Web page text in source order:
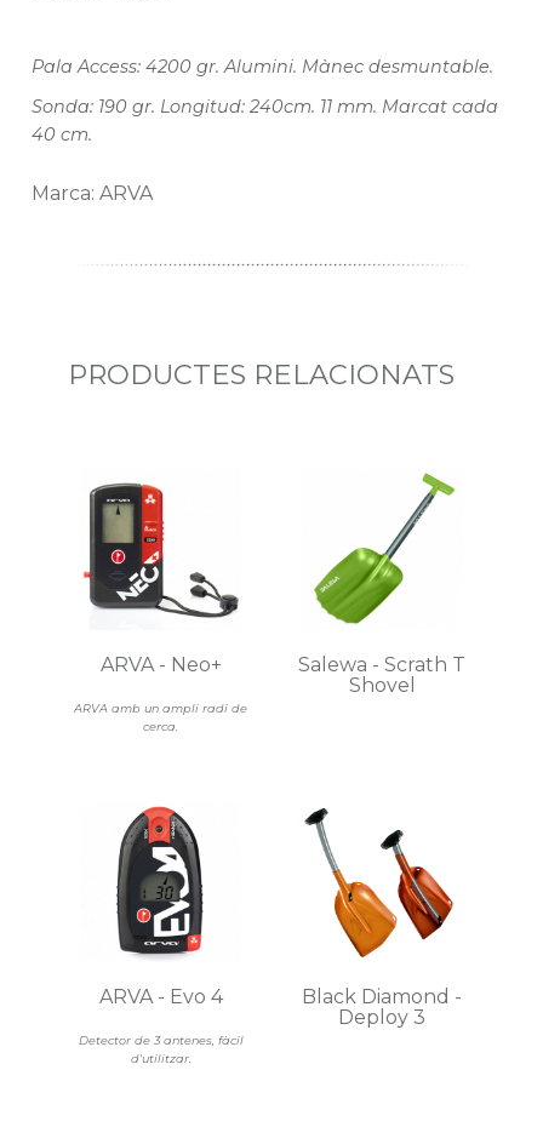
Marca: ARVA
Pala Access: 4200 gr. Alumini. Mànec desmuntable.
Sonda: 190 gr. Longitud: 240cm. 11 mm. Marcat cada
40 cm.
PRODUCTES RELACIONATS
ARVA amb un ampli radi de
cerca.
ARVA - Neo+
Salewa - Scrath T
Shovel
Detector de 3 antenes, fàcil
d'utilitzar.
ARVA - Evo 4
Black Diamond -
Deploy 3